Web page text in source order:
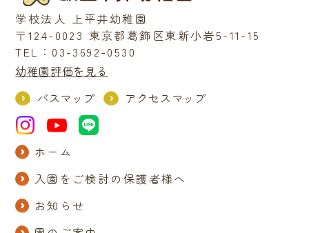
学校法人 上平井幼稚園
〒124-0023 東京都葛飾区東新小岩5-11-15
TEL：03-3692-0530
幼稚園評価を見る
バスマップ
アクセスマップ
ホーム
入園をご検討の保護者様へ
お知らせ